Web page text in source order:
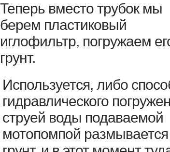
Теперь вместо трубок мы
берем пластиковый
иглофильтр, погружаем
грунт.
Используется, либо
гидравлического
струей воды подаваемой
мотопомпой размывается